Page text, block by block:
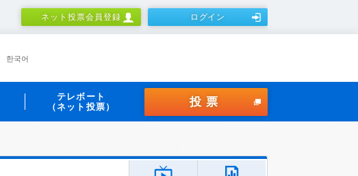
ネット投票会員登録 ログイン
한국어
テレボート
（ネット投票）
投票